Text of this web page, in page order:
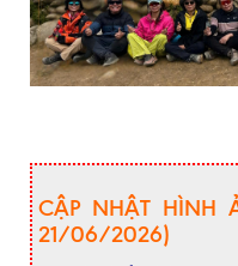
CẬP NHẬT HÌNH
21/06/2026)